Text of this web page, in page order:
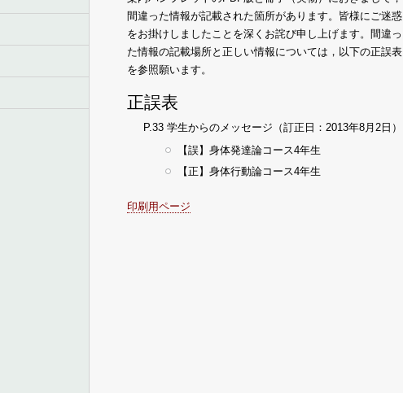
間違った情報が記載された箇所があります。皆様にご迷惑
をお掛けしましたことを深くお詫び申し上げます。間違っ
た情報の記載場所と正しい情報については，以下の正誤表
を参照願います。
正誤表
P.33 学生からのメッセージ（訂正日：2013年8月2日）
【誤】身体発達論コース4年生
【正】身体行動論コース4年生
印刷用ページ